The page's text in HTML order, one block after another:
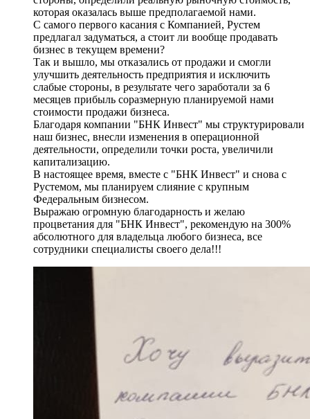
которая оказалась выше предполагаемой нами.
С самого первого касания с Компанией, Рустем
предлагал задуматься, а стоит ли вообще продавать
бизнес в текущем времени?
Так и вышло, мы отказались от продажи и смогли
улучшить деятельность предприятия и исключить
слабые стороны, в результате чего заработали за 6
месяцев прибыль соразмерную планируемой нами
стоимости продажи бизнеса.
Благодаря компании "БНК Инвест" мы структурировали
наш бизнес, внесли изменения в операционной
деятельности, определили точки роста, увеличили
капитализацию.
В настоящее время, вместе с "БНК Инвест" и снова с
Рустемом, мы планируем слияние с крупным
Федеральным бизнесом.
Выражаю огромную благодарность и желаю
процветания для "БНК Инвест", рекомендую на 300%
абсолютного для владельца любого бизнеса, все
сотрудники специалисты своего дела!!!